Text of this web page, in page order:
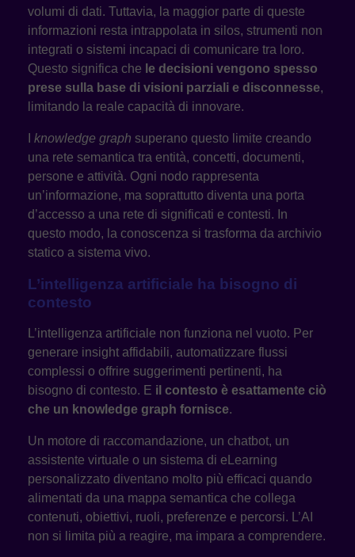
volumi di dati. Tuttavia, la maggior parte di queste
informazioni resta intrappolata in silos, strumenti non
integrati o sistemi incapaci di comunicare tra loro.
Questo significa che le decisioni vengono spesso
prese sulla base di visioni parziali e disconnesse,
limitando la reale capacità di innovare.
knowledge graph superano questo limite creando
una rete semantica tra entità, concetti, documenti,
persone e attività. Ogni nodo rappresenta
un’informazione, ma soprattutto diventa una porta
d’accesso a una rete di significati e contesti. In
questo modo, la conoscenza si trasforma da archivio
statico a sistema vivo.
L’intelligenza artificiale ha bisogno di
contesto
L’intelligenza artificiale non funziona nel vuoto. Per
generare insight affidabili, automatizzare flussi
complessi o offrire suggerimenti pertinenti, ha
bisogno di contesto. E il contesto è esattamente ciò
che un knowledge graph fornisce.
Un motore di raccomandazione, un chatbot, un
assistente virtuale o un sistema di eLearning
personalizzato diventano molto più efficaci quando
alimentati da una mappa semantica che collega
contenuti, obiettivi, ruoli, preferenze e percorsi. L’AI
non si limita più a reagire, ma impara a comprendere.